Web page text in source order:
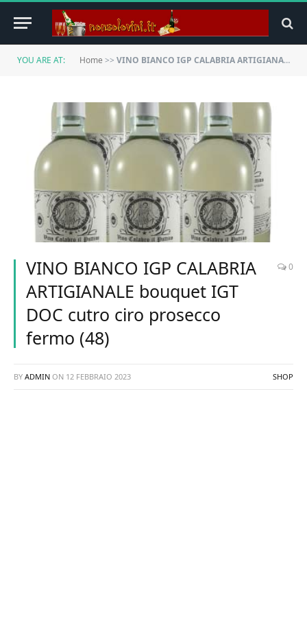
YOU ARE AT: Home >> VINO BIANCO IGP CALABRIA ARTIGIANALE bouquet IGT DOC cutro ciro prosecco fermo (48)
VINO BIANCO IGP CALABRIA
ARTIGIANALE bouquet IGT
DOC cutro ciro prosecco
fermo (48)
0
BY ADMIN ON 12 FEBBRAIO 2023 SHOP